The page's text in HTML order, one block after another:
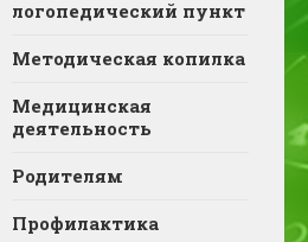
логопедический пункт
Методическая копилка
Медицинская
деятельность
Родителям
Профилактика